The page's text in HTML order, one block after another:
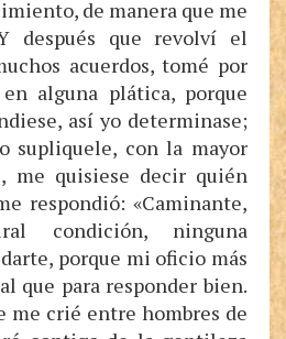
de manera que me
después que revolví el
acuerdos, tomé por
alguna plática, porque
así yo determinase;
supliquele, con la mayor
me quisiese decir quién
respondió: «Caminante,
condición, ninguna
porque mi oficio más
que para responder bien.
me crié entre hombres de